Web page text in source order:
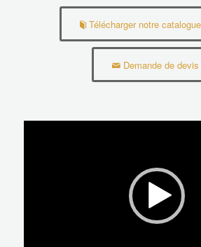
Télécharger notre
Demande de devis